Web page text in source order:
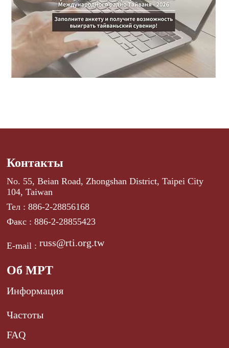
Контакты
No. 55, Beian Road, Zhongshan District, Taipei City
104, Taiwan
Тел : 886-2-28856168
Факс : 886-2-28855423
E-mail :russ@rti.org.tw
Об МРТ
Информация
Частоты
FAQ